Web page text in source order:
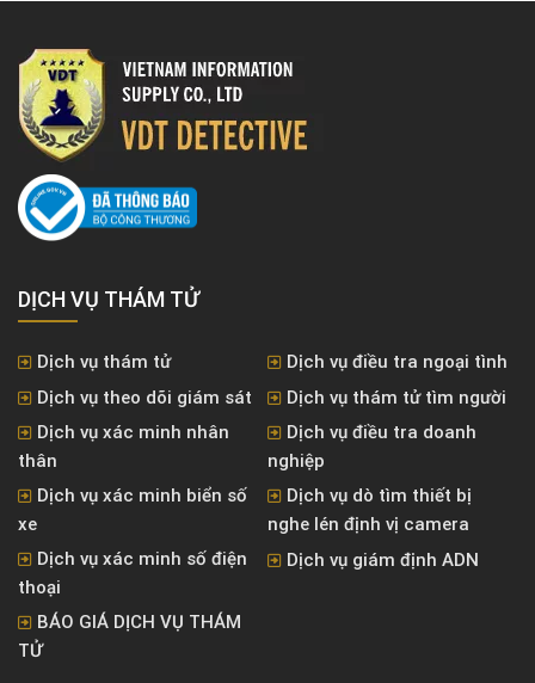
DỊCH VỤ THÁM TỬ
Dịch vụ thám tử
Dịch vụ điều tra ngoại tình
Dịch vụ theo dõi giám sát
Dịch vụ thám tử tìm người
Dịch vụ xác minh nhân
thân
Dịch vụ điều tra doanh
nghiệp
Dịch vụ xác minh biển số
xe
Dịch vụ dò tìm thiết bị
nghe lén định vị camera
Dịch vụ xác minh số điện
thoại
Dịch vụ giám định ADN
BÁO GIÁ DỊCH VỤ THÁM
TỬ